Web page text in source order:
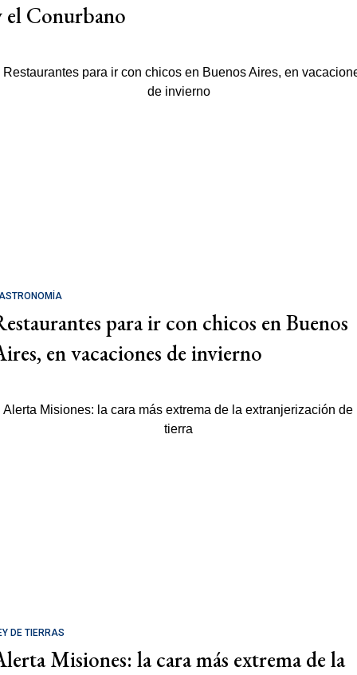
el Conurbano
para ir con chicos en Buenos
en vacaciones de invierno
DE TIERRAS
Misiones: la cara más extrema de la